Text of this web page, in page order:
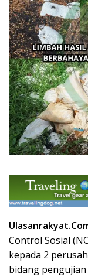
Control Sosial
kepada 2
bidang